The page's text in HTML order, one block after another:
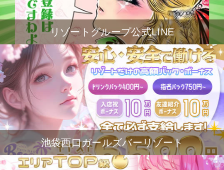
リゾートグループ公式LINE
池袋西口ガールズバーリゾート